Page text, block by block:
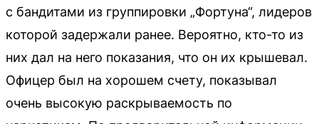
с бандитами из группировки „Фортуна“, лидеров
которой задержали ранее. Вероятно, кто-то из
них дал на него показания, что он их крышевал.
Офицер был на хорошем счету, показывал
очень высокую раскрываемость по